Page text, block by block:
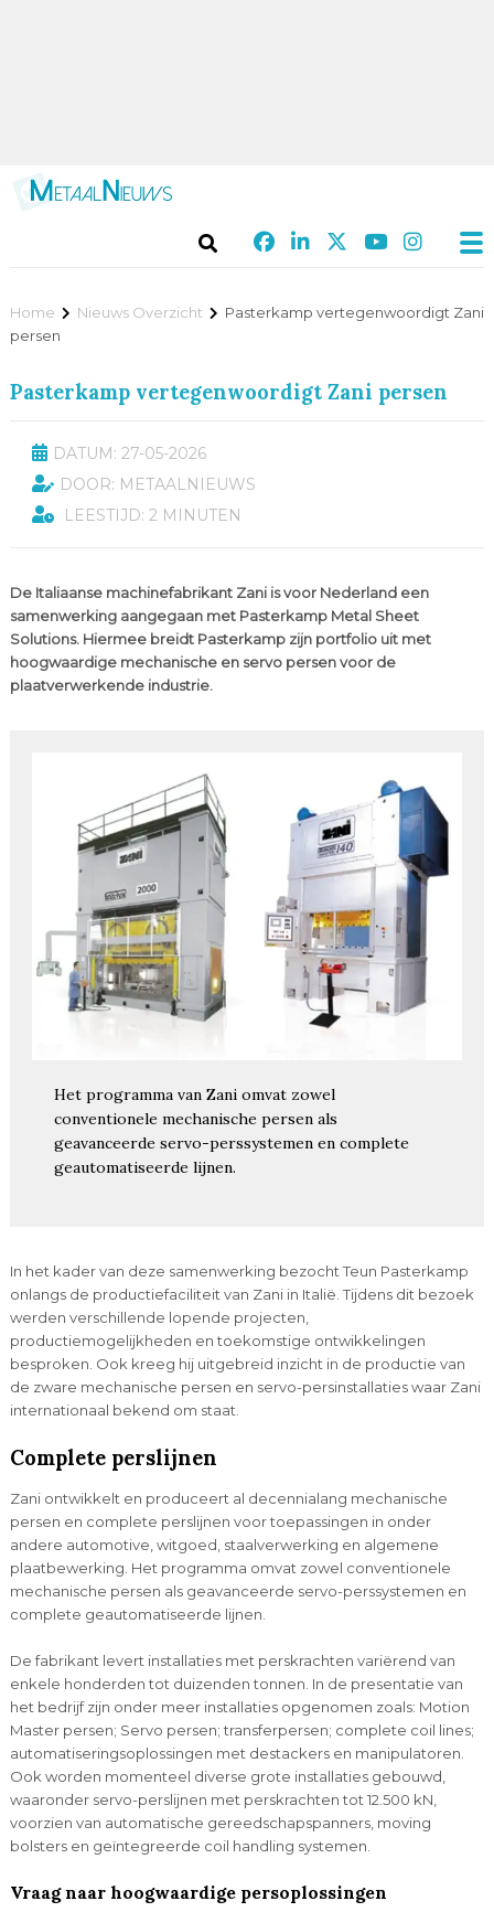
Home Nieuws Overzicht
Pasterkamp vertegenwoordigt Zani
persen
Pasterkamp vertegenwoordigt Zani persen
DATUM: 27-05-2026
DOOR: METAALNIEUWS
LEESTIJD: 2 MINUTEN
De Italiaanse machinefabrikant Zani is voor Nederland een
samenwerking aangegaan met Pasterkamp Metal Sheet
Solutions. Hiermee breidt Pasterkamp zijn portfolio uit met
hoogwaardige mechanische en servo persen voor de
plaatverwerkende industrie.
Het programma van Zani omvat zowel
conventionele mechanische persen als
geavanceerde servo-perssystemen en complete
geautomatiseerde lijnen.
In het kader van deze samenwerking bezocht Teun Pasterkamp
onlangs de productiefaciliteit van Zani in Italië. Tijdens dit bezoek
werden verschillende lopende projecten,
productiemogelijkheden en toekomstige ontwikkelingen
besproken. Ook kreeg hij uitgebreid inzicht in de productie van
de zware mechanische persen en servo-persinstallaties waar Zani
internationaal bekend om staat.
Complete perslijnen
Zani ontwikkelt en produceert al decennialang mechanische
persen en complete perslijnen voor toepassingen in onder
andere automotive, witgoed, staalverwerking en algemene
plaatbewerking. Het programma omvat zowel conventionele
mechanische persen als geavanceerde servo-perssystemen en
complete geautomatiseerde lijnen.
De fabrikant levert installaties met perskrachten variërend van
enkele honderden tot duizenden tonnen. In de presentatie van
het bedrijf zijn onder meer installaties opgenomen zoals: Motion
Master persen; Servo persen; transferpersen; complete coil lines;
automatiseringsoplossingen met destackers en manipulatoren.
Ook worden momenteel diverse grote installaties gebouwd,
waaronder servo-perslijnen met perskrachten tot 12.500 kN,
voorzien van automatische gereedschapspanners, moving
bolsters en geïntegreerde coil handling systemen.
Vraag naar hoogwaardige persoplossingen